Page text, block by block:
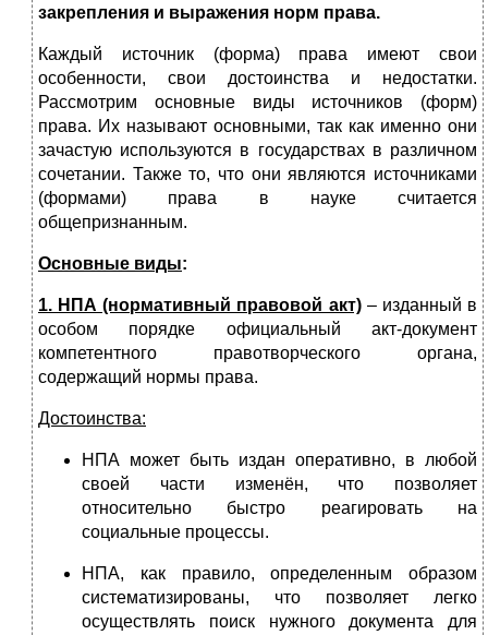
закрепления и выражения норм права.
Каждый источник (форма) права имеют свои
особенности, свои достоинства и недостатки.
Рассмотрим основные виды источников (форм)
права. Их называют основными, так как именно они
зачастую используются в государствах в различном
сочетании. Также то, что они являются источниками
(формами) права в науке считается
общепризнанным.
Основные виды:
1. НПА (нормативный правовой акт)– изданный в
особом порядке офици­альный акт-документ
компетентного правотворческого органа,
содержащий нормы права.
Достоинства:
НПА может быть издан оперативно, в любой
своей части изменён, что позволяет
относительно быстро реагировать на
социальные процессы.
НПА, как прави­ло, определенным образом
систематизированы, что позволяет легко
осуществлять поиск нужного документа для